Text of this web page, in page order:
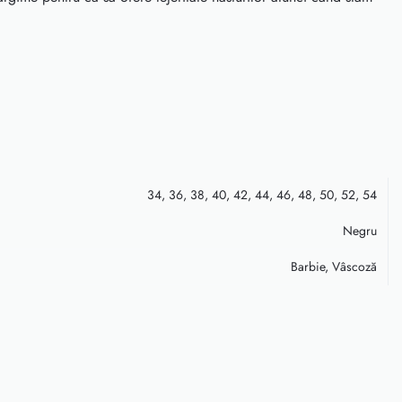
34, 36, 38, 40, 42, 44, 46, 48, 50, 52, 54
Negru
Barbie, Vâscoză